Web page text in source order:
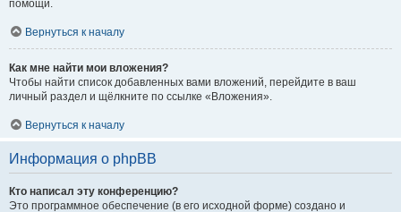
помощи.
Вернуться к началу
Как мне найти мои вложения?
Чтобы найти список добавленных вами вложений, перейдите в ваш
личный раздел и щёлкните по ссылке «Вложения».
Вернуться к началу
Информация о phpBB
Кто написал эту конференцию?
Это программное обеспечение (в его исходной форме) создано и